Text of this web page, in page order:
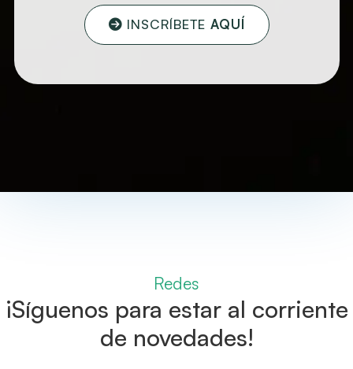
INSCRÍBETE AQUÍ
Redes
¡Síguenos para estar al corriente
de novedades!